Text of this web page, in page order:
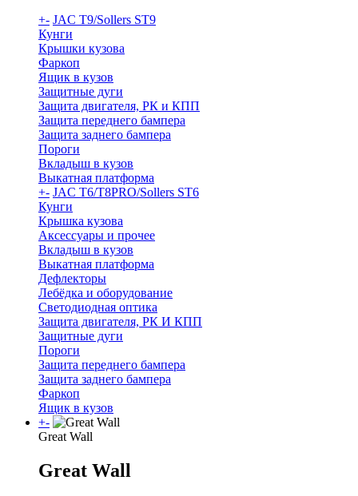
+- JAC T9/Sollers ST9
Кунги
Крышки кузова
Фаркоп
Ящик в кузов
Защитные дуги
Защита двигателя, РК и КПП
Защита переднего бампера
Защита заднего бампера
Пороги
Вкладыш в кузов
Выкатная платформа
+- JAC T6/T8PRO/Sollers ST6
Кунги
Крышка кузова
Аксессуары и прочее
Вкладыш в кузов
Выкатная платформа
Дефлекторы
Лебёдка и оборудование
Светодиодная оптика
Защита двигателя, РК И КПП
Защитные дуги
Пороги
Защита переднего бампера
Защита заднего бампера
Фаркоп
Ящик в кузов
+-
Great Wall
Great Wall